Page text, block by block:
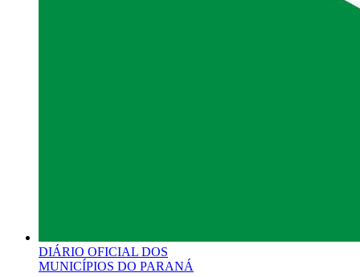
DIÁRIO OFICIAL DOS
MUNICÍPIOS DO PARANÁ